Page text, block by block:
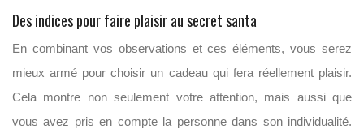
Des indices pour faire plaisir au secret santa
En combinant vos observations et ces éléments, vous serez
mieux armé pour choisir un cadeau qui fera réellement plaisir.
Cela montre non seulement votre attention, mais aussi que
vous avez pris en compte la personne dans son individualité.